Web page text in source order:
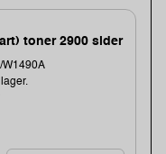
toner 2900 sider
W1490A